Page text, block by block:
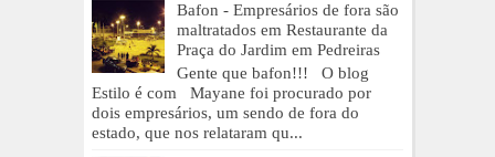
Bafon - Empresários de fora são
maltratados em Restaurante da
Praça do Jardim em Pedreiras
Gente que bafon!!! O blog
Estilo é com Mayane foi procurado por
dois empresários, um sendo de fora do
estado, que nos relataram qu...